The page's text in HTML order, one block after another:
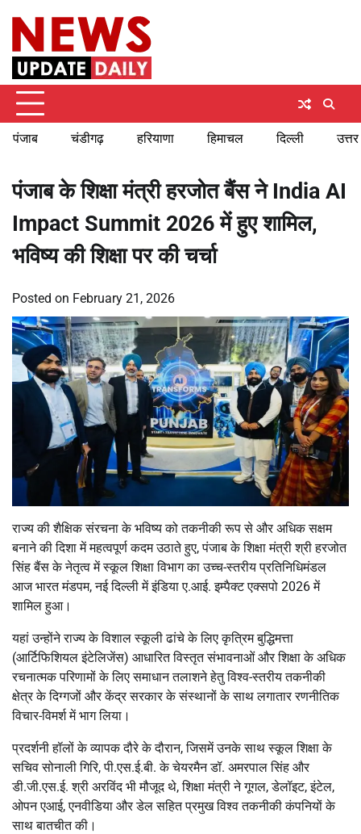
content
पंजाब चंडीगढ़ हरियाणा हिमाचल दिल्ली
पंजाब के शिक्षा मंत्री हरजोत बैंस ने India AI
Impact Summit 2026 में हुए शामिल,
भविष्य की शिक्षा पर की चर्चा
Posted on February 21, 2026
राज्य की शैक्षिक संरचना के भविष्य को तकनीकी रूप से और अधिक सक्षम
बनाने की दिशा में महत्वपूर्ण कदम उठाते हुए, पंजाब के शिक्षा मंत्री श्री हरजोत
सिंह बैंस के नेतृत्व में स्कूल शिक्षा विभाग का उच्च-स्तरीय प्रतिनिधिमंडल
आज भारत मंडपम, नई दिल्ली में इंडिया ए.आई. इम्पैक्ट एक्सपो 2026 में
शामिल हुआ।
यहां उन्होंने राज्य के विशाल स्कूली ढांचे के लिए कृत्रिम बुद्धिमत्ता
(आर्टिफिशियल इंटेलिजेंस) आधारित विस्तृत संभावनाओं और शिक्षा के अधिक
रचनात्मक परिणामों के लिए समाधान तलाशने हेतु विश्व-स्तरीय तकनीकी
क्षेत्र के दिग्गजों और केंद्र सरकार के संस्थानों के साथ लगातार रणनीतिक
विचार-विमर्श में भाग लिया।
प्रदर्शनी हॉलों के व्यापक दौरे के दौरान, जिसमें उनके साथ स्कूल शिक्षा के
सचिव सोनाली गिरि, पी.एस.ई.बी. के चेयरमैन डॉ. अमरपाल सिंह और
डी.जी.एस.ई. श्री अरविंद भी मौजूद थे, शिक्षा मंत्री ने गूगल, डेलॉइट, इंटेल,
ओपन एआई, एनवीडिया और डेल सहित प्रमुख विश्व तकनीकी कंपनियों के
साथ बातचीत की।